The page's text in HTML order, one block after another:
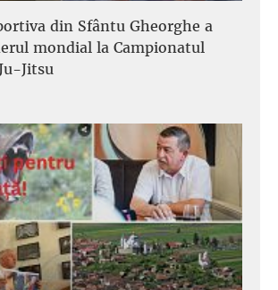
din Sfântu Gheorghe a
mondial la Campionatul
Jitsu